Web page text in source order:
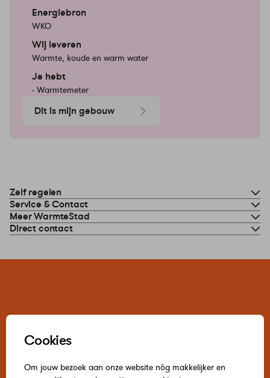
Cookies
Om jouw bezoek aan onze website nóg makkelijker en
Energiebron
WKO
Wij leveren
Warmte, koude en warm water
Je hebt
- Warmtemeter
Dit is mijn gebouw
Zelf regelen
Service & Contact
Meer WarmteStad
Direct contact